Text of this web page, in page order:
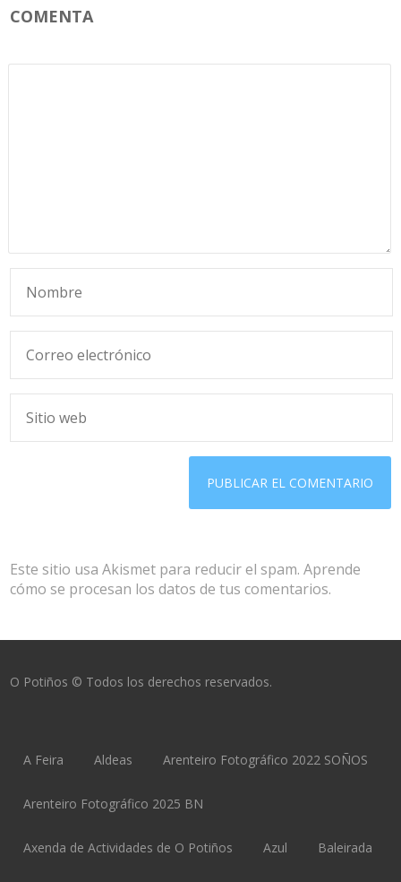
COMENTA
Este sitio usa Akismet para reducir el spam.Aprende
cómo se procesan los datos de tus comentarios.
O Potiños © Todos los derechos reservados.
A Feira Aldeas Arenteiro Fotográfico 2022 SOÑOS
Arenteiro Fotográfico 2025 BN
Axenda de Actividades de O Potiños Azul Baleirada